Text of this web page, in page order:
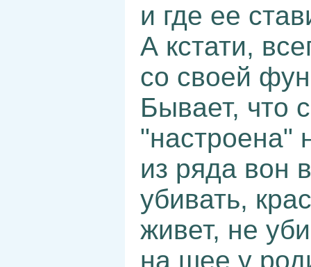
и где ее
А кстати,
со своей
Бывает, что
"настроена"
из ряда вон
убивать,
живет, не
на шее у